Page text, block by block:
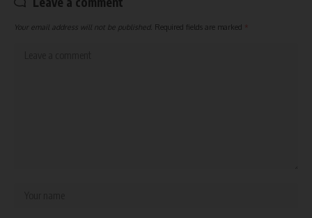
Your email address will not be published. Required fields are marked *